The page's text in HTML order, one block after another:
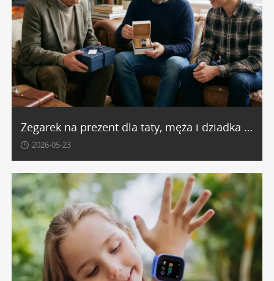
Zegarek na prezent dla taty, męża i dziadka - co wybrać?
2026-05-23